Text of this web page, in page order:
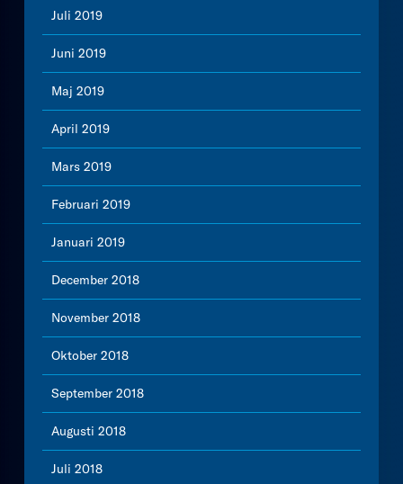
Juli 2019
Juni 2019
Maj 2019
April 2019
Mars 2019
Februari 2019
Januari 2019
December 2018
November 2018
Oktober 2018
September 2018
Augusti 2018
Juli 2018